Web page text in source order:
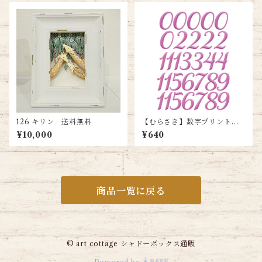
126 キリン 送料無料
¥10,000
【むらさき】数字プリント＜A
4サイズ＞ 送料込み
¥640
商品一覧に戻る
© art cottage シャドーボックス通販